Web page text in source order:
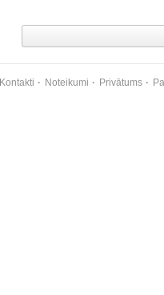
Kontakti Noteikumi Privātums